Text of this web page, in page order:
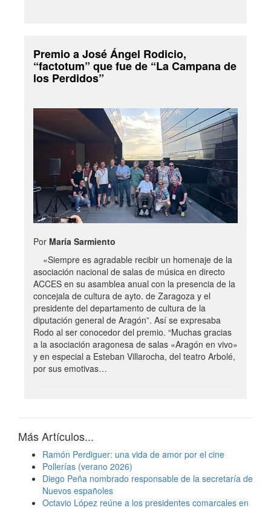
Premio a José Ángel Rodicio,
“factotum” que fue de “La Campana de
los Perdidos”
Por María Sarmiento
«Siempre es agradable recibir un homenaje de la
asociación nacional de salas de música en directo
ACCES en su asamblea anual con la presencia de la
concejala de cultura de ayto. de Zaragoza y el
presidente del departamento de cultura de la
diputación general de Aragón”. Así se expresaba
Rodo al ser conocedor del premio. “Muchas gracias
a la asociación aragonesa de salas «Aragón en vivo»
y en especial a Esteban Villarocha, del teatro Arbolé,
por sus emotivas…
Más Artículos...
Ramón Perdiguer: una vida de amor por el cine
Pollerías (verano 2026)
Diego Peña nombrado responsable de la secretaría de
Nuevos españoles
Octavio López reúne a los presidentes comarcales en